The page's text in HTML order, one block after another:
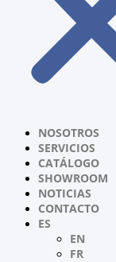
NOSOTROS
SERVICIOS
CATÁLOGO
SHOWROOM
NOTICIAS
CONTACTO
ES
EN
FR